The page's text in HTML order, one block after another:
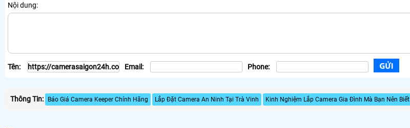
Nội dung:
Tên: Email: Phone:
Thông Tin: Báo Giá Camera Keeper Chính Hãng Lắp Đặt Camera An Ninh Tại Trà Vinh Kinh Nghiệm Lắp Camera Gia Đình Mà Bạn Nên Biết